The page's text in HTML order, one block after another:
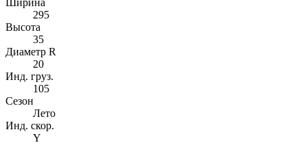
Ширина
295
Высота
35
Диаметр R
20
Инд. груз.
105
Сезон
Лето
Инд. скор.
Y